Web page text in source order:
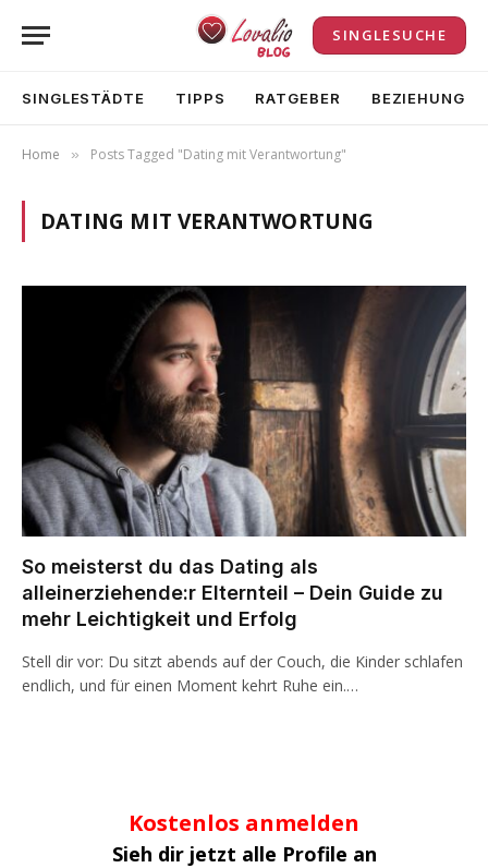
SINGLESUCHE
SINGLESTÄDTE TIPPS RATGEBER BEZIEHUNG
Home » Posts Tagged "Dating mit Verantwortung"
DATING MIT VERANTWORTUNG
So meisterst du das Dating als
alleinerziehende:r Elternteil – Dein Guide zu
mehr Leichtigkeit und Erfolg
Stell dir vor: Du sitzt abends auf der Couch, die Kinder schlafen
endlich, und für einen Moment kehrt Ruhe ein.…
Kostenlos anmelden
Sieh dir jetzt alle Profile an